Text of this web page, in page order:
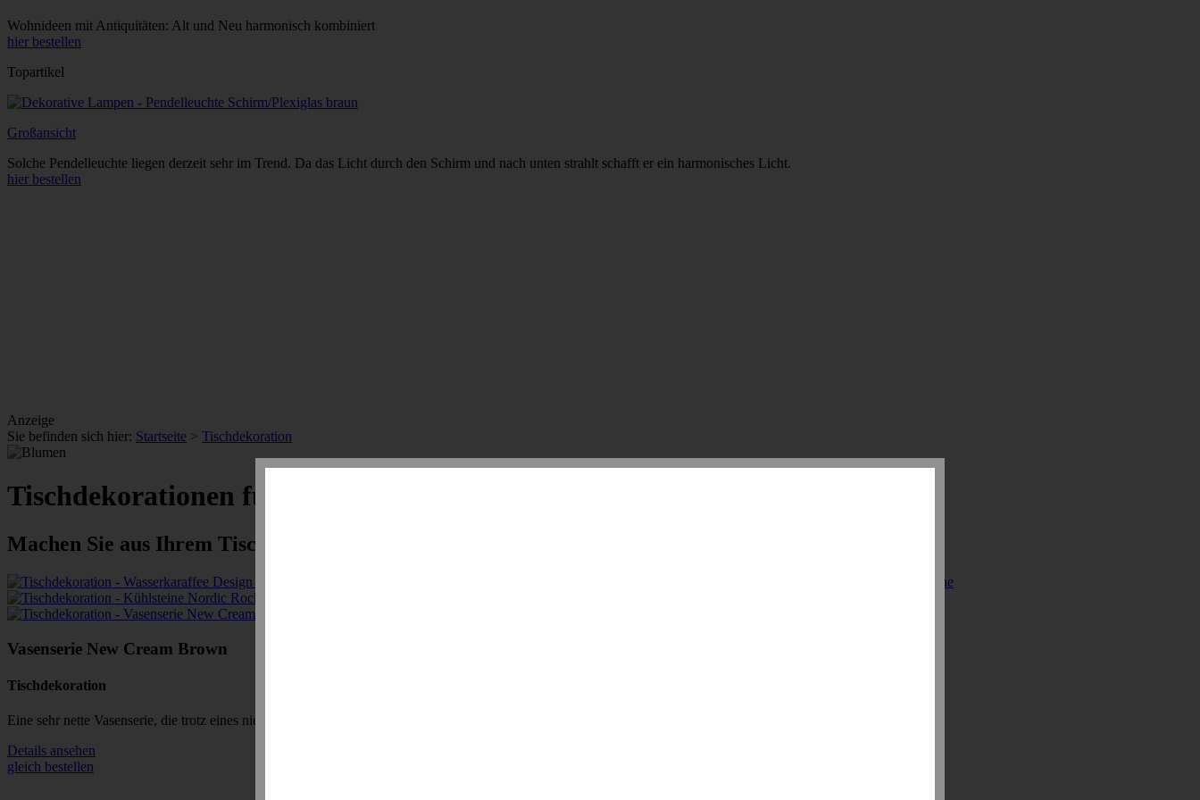
Wohnideen mit Antiquitäten: Alt und Neu harmonisch kombiniert
hier bestellen
Topartikel
Großansicht
Solche Pendelleuchte liegen derzeit sehr im Trend. Da das Licht durch den Schirm und nach unten strahlt schafft er ein harmonisches Licht.
hier bestellen
Anzeige
Sie befinden sich hier: Startseite > Tischdekoration
Tischdekorationen für Ihr Zuhause
Machen Sie aus Ihrem Tisch eine prachtvolle Tafel
Vasenserie New Cream Brown
Tischdekoration
Eine sehr nette Vasenserie, die trotz eines niedrigen Preises, sehr edel und schick aussieht. Die Vasen sind aus Keramik.
Details ansehen
gleich bestellen